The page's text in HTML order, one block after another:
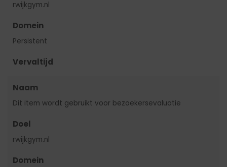
rwijkgym.nl
Domein
Persistent
Vervaltijd
Naam
Dit item wordt gebruikt voor bezoekersevaluatie
Doel
rwijkgym.nl
Domein